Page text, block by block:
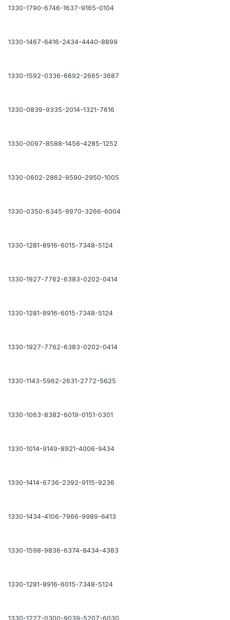
1330-1790-6746-1637-9165-0104
1330-1467-6416-2434-4440-8899
1330-1592-0336-6692-2665-3687
1330-0839-9335-2014-1321-7616
1330-0097-8588-1456-4285-1252
1330-0602-2862-9590-2950-1005
1330-0350-6345-9970-3266-6004
1330-1281-8916-6015-7348-5124
1330-1927-7762-6383-0202-0414
1330-1281-8916-6015-7348-5124
1330-1927-7762-6383-0202-0414
1330-1143-5962-2631-2772-5625
1330-1063-8382-6019-0151-0301
1330-1014-9149-8921-4006-9434
1330-1414-6736-2392-9115-9236
1330-1434-4106-7966-9989-6413
1330-1598-9836-6374-8434-4383
1330-1281-8916-6015-7348-5124
1330-1227-0300-9039-5207-6030